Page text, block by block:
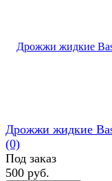
Дрожжи жидкие
(0)
Под заказ
500 руб.